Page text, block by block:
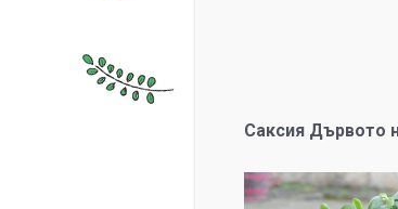
Саксия Дървото